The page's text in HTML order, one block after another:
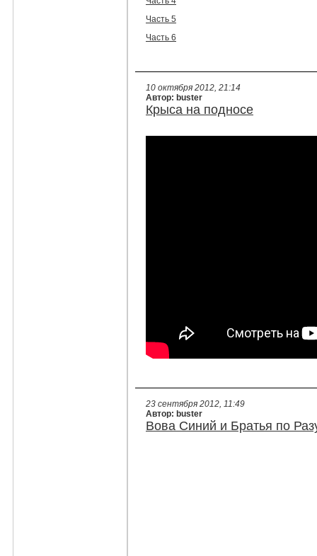
Часть 5
Часть 6
10 октября 2012, 21:14
Автор: buster
Крыса на подносе
23 сентября 2012, 11:49
Автор: buster
Вова Синий и Братья по